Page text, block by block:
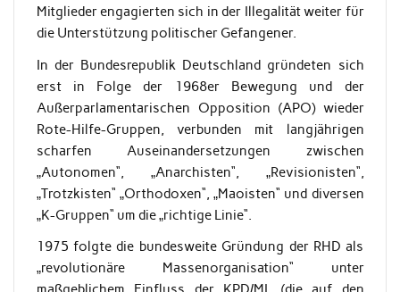
Mitglieder engagierten sich in der Illegalität weiter für
die Unterstützung politischer Gefangener.
In der Bundesrepublik Deutschland gründeten sich
erst in Folge der 1968er Bewegung und der
Außerparlamentarischen Opposition (APO) wieder
Rote-Hilfe-Gruppen, verbunden mit langjährigen
scharfen Auseinandersetzungen zwischen
„Autonomen“, „Anarchisten“, „Revisionisten“,
„Trotzkisten“ „Orthodoxen“, „Maoisten“ und diversen
„K-Gruppen“ um die „richtige Linie“.
1975 folgte die bundesweite Gründung der RHD als
„revolutionäre Massenorganisation“ unter